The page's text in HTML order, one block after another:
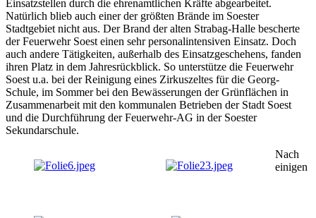
Einsatzstellen durch die ehrenamtlichen Kräfte abgearbeitet.
Natürlich blieb auch einer der größten Brände im Soester
Stadtgebiet nicht aus. Der Brand der alten Strabag-Halle bescherte
der Feuerwehr Soest einen sehr personalintensiven Einsatz. Doch
auch andere Tätigkeiten, außerhalb des Einsatzgeschehens, fanden
ihren Platz in dem Jahresrückblick. So unterstütze die Feuerwehr
Soest u.a. bei der Reinigung eines Zirkuszeltes für die Georg-
Schule, im Sommer bei den Bewässerungen der Grünflächen in
Zusammenarbeit mit den kommunalen Betrieben der Stadt Soest
und die Durchführung der Feuerwehr-AG in der Soester
Sekundarschule.
Nach
einigen